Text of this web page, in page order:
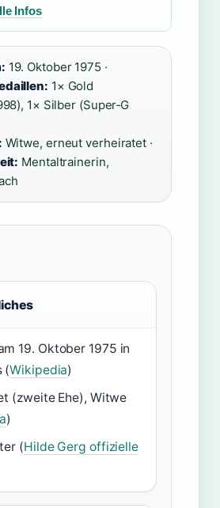
Infos
19. Oktober 1975 ·
1× Gold
1× Silber (Super‑G
Witwe, erneut verheiratet ·
Mentaltrainerin,
19. Oktober 1975 in
(Wikipedia)
(zweite Ehe), Witwe
)
(Hilde Gerg offizielle